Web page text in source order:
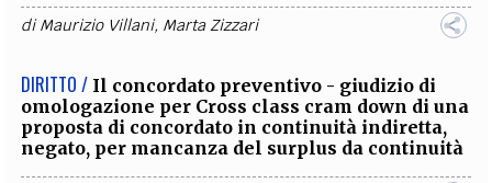
diMaurizio Villani, Marta Zizzari
DIRITTO / Il concordato preventivo - giudizio di
omologazione per Cross class cram down di una
proposta di concordato in continuità indiretta,
negato, per mancanza del surplus da continuità